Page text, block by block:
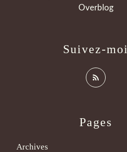
Pages
Archives
Overblog
Suivez-moi